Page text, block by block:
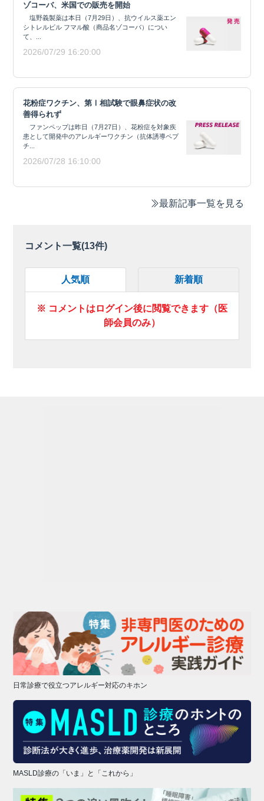
ゾコーバ、米国での販売を開始
塩野義製薬は本日（7月29日）、抗ウイルス薬エン
シトレルビル フマル酸（商品名ゾコーバ）につい
て、...
2026/07/29 16:20:00
花粉症ワクチン、第Ⅰ相試験で眼鼻症状の改
善得られず
ファンペップは昨日（7月27日）、花粉症を対象疾
患として開発中のアレルギーワクチン（抗体誘導ペプ
チ...
2026/07/28 16:10:00
最新記事一覧を見る
コメント一覧(13件)
人気順 新着順
※ コメントはログイン後に閲覧できます（医
師会員のみ）
日常診療で役立つアレルギー対応のキホン
MASLD診療の「いま」と「これから」